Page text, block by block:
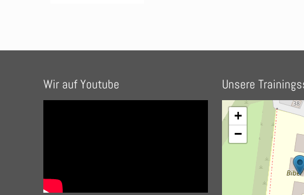
Wir auf Youtube Unsere
+
−